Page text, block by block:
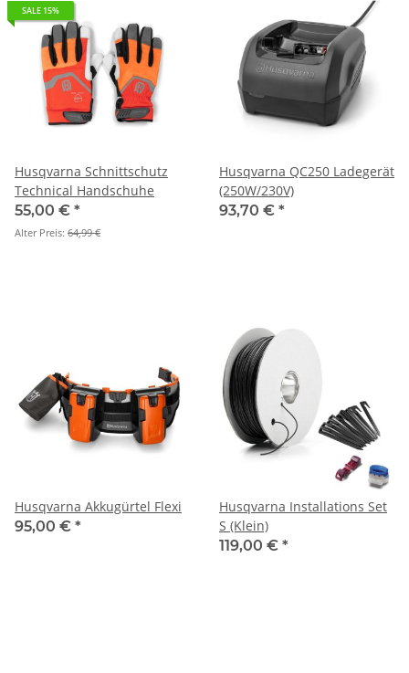
SALE 15%
Husqvarna Schnittschutz
Technical Handschuhe
55,00 € *
Alter Preis: 64,99 €
Husqvarna QC250 Ladegerät
(250W/230V)
93,70 € *
Husqvarna Akkugürtel Flexi
95,00 € *
Husqvarna Installations Set
S (Klein)
119,00 € *